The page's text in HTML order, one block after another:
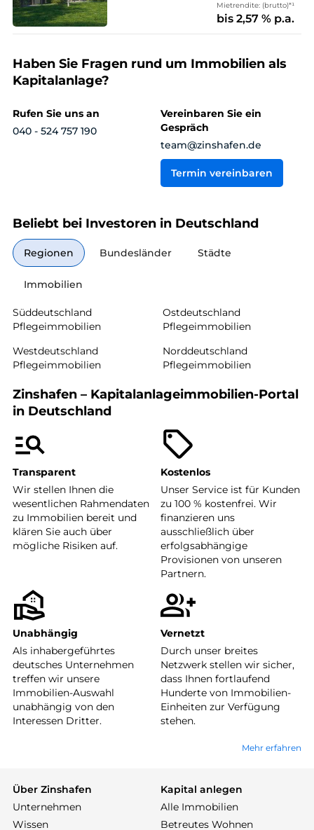
Mietrendite: (brutto)*¹
bis 2,57 % p.a.
Haben Sie Fragen rund um Immobilien als
Kapitalanlage?
Rufen Sie uns an
040 - 524 757 190
Vereinbaren Sie ein
Gespräch
team@zinshafen.de
Termin vereinbaren
Beliebt bei Investoren in Deutschland
Regionen Bundesländer Städte
Immobilien
Süddeutschland
Pflegeimmobilien
Ostdeutschland
Pflegeimmobilien
Westdeutschland
Pflegeimmobilien
Norddeutschland
Pflegeimmobilien
Zinshafen – Kapitalanlageimmobilien-Portal
in Deutschland
Transparent
Wir stellen Ihnen die
wesentlichen Rahmendaten
zu Immobilien bereit und
klären Sie auch über
mögliche Risiken auf.
Kostenlos
Unser Service ist für Kunden
zu 100 % kostenfrei. Wir
finanzieren uns
ausschließlich über
erfolgsabhängige
Provisionen von unseren
Partnern.
Unabhängig
Als inhabergeführtes
deutsches Unternehmen
treffen wir unsere
Immobilien-Auswahl
unabhängig von den
Interessen Dritter.
Vernetzt
Durch unser breites
Netzwerk stellen wir sicher,
dass Ihnen fortlaufend
Hunderte von Immobilien-
Einheiten zur Verfügung
stehen.
Mehr erfahren
Über Zinshafen
Unternehmen
Wissen
Kapital anlegen
Alle Immobilien
Betreutes Wohnen